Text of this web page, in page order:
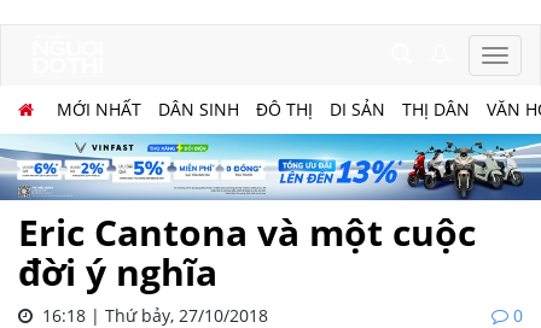
MỚI NHẤT DÂN SINH ĐÔ THỊ DI SẢN THỊ DÂN VĂN
Eric Cantona và một cuộc
đời ý nghĩa
16:18 | Thứ bảy, 27/10/2018 0